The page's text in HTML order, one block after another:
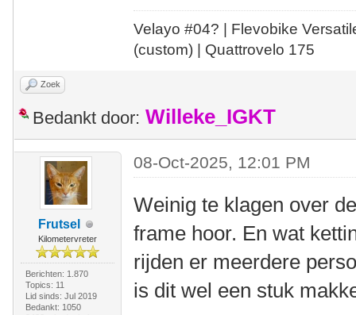
Velayo #04? | Flevobike
(custom) | Quattrovelo 175
Zoek
Bedankt door: Willeke_IGKT
Frutsel
Kilometervreter
Berichten: 1.870
Topics: 11
Lid sinds: Jul 2019
Bedankt: 1050
08-Oct-2025, 12:01 PM
Weinig te klagen over
frame hoor. En wat
rijden er meerdere
is dit wel een stuk